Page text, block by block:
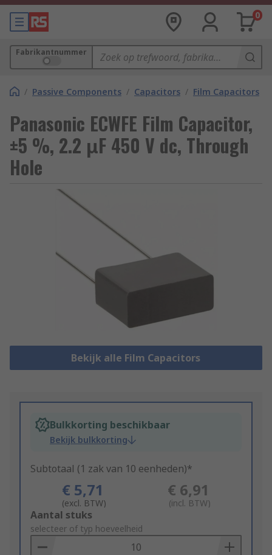
0
Fabrikantnummer
/ Passive Components / Capacitors / Film Capacitors
Panasonic ECWFE Film Capacitor,
±5 %, 2.2 μF 450 V dc, Through
Hole
Bekijk alle Film Capacitors
Bulkkorting beschikbaar
Bekijk bulkkorting
Subtotaal (1 zak van 10 eenheden)*
€ 5,71
(excl. BTW)
€ 6,91
(incl. BTW)
Add
to
Basket
Aantal stuks
selecteer of typ hoeveelheid